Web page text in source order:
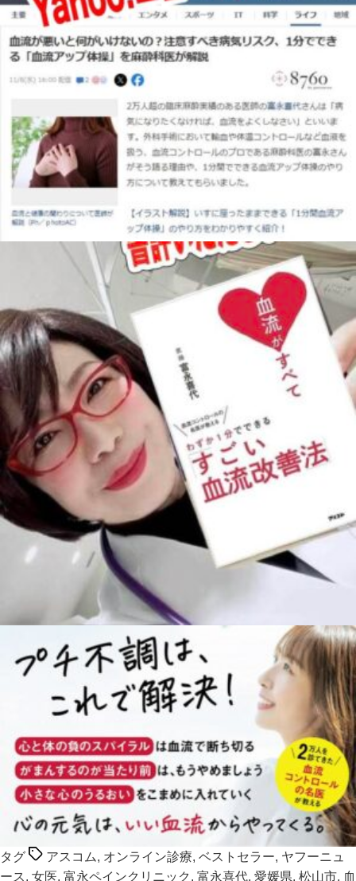
タグ アスコム, オンライン診療, ベストセラー, ヤフーニュ
ース, 女医, 富永ペインクリニック , 富永喜代, 愛媛県, 松山市, 血